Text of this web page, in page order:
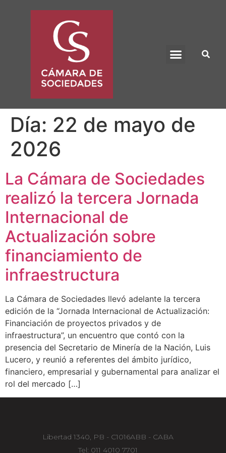
Día: 22 de mayo de
2026
La Cámara de Sociedades
realizó la tercera Jornada
Internacional de
Actualización sobre
financiamiento de
infraestructura
La Cámara de Sociedades llevó adelante la tercera
edición de la “Jornada Internacional de Actualización:
Financiación de proyectos privados y de
infraestructura”, un encuentro que contó con la
presencia del Secretario de Minería de la Nación, Luis
Lucero, y reunió a referentes del ámbito jurídico,
financiero, empresarial y gubernamental para analizar el
rol del mercado […]
Libertad 1340, PB - C1016ABB - CABA
Tel: 011 4010 7701